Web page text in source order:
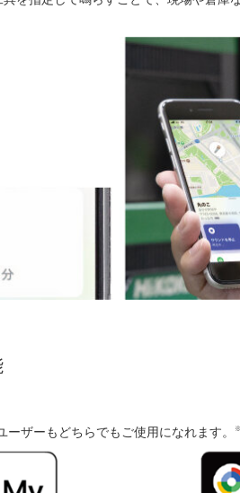
ザーもどちらでもご使用になれます。 ※